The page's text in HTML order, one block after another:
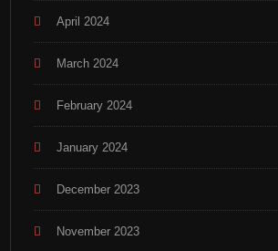
April 2024
March 2024
February 2024
January 2024
December 2023
November 2023